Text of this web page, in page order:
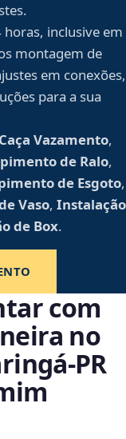
inclusive em
montagem de
em conexões,
para a sua
Caça Vazamento,
de Ralo,
de Esgoto,
Vaso, Instalação
de Box.
com
no